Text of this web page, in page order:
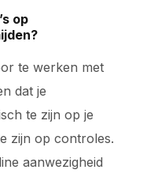
op
te werken met
dat je
te zijn op je
zijn op controles.
aanwezigheid